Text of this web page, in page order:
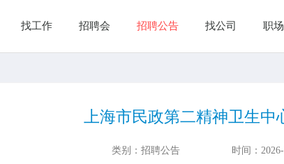
找工作 招聘会 招聘公告 找公司 职
上海市民政第二精神卫生中
类别：招聘公告 时间：